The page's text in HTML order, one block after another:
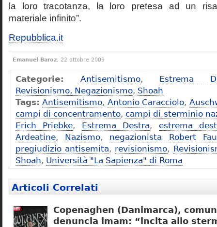
la loro tracotanza, la loro pretesa ad un
materiale infinito”.
Repubblica.it
Emanuel Baroz, 22 ottobre 2009
Categorie: Antisemitismo, Estrema
Revisionismo, Negazionismo, Shoah
Tags: Antisemitismo, Antonio Caracciolo,
campi di concentramento, campi di sterminio
Erich Priebke, Estrema Destra, estrema
Ardeatine, Nazismo, negazionista Robert
pregiudizio antisemita, revisionismo,
Shoah, Università "La Sapienza" di Roma
Articoli Correlati
Copenaghen (Danimarca),
denuncia imam: “incita allo